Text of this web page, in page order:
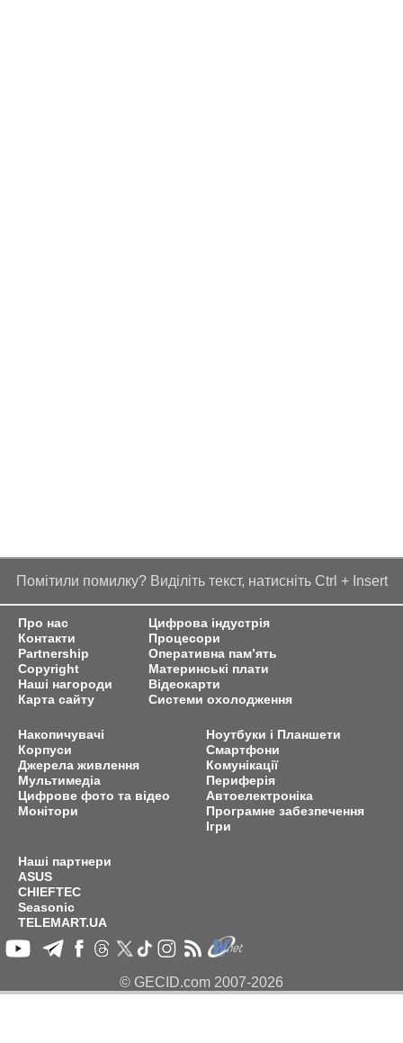
Помітили помилку? Виділіть текст, натисніть Ctrl + Insert
Про нас
Контакти
Partnership
Copyright
Наші нагороди
Карта сайту
Цифрова індустрія
Процесори
Оперативна пам’ять
Материнські плати
Відеокарти
Системи охолодження
Накопичувачі
Корпуси
Джерела живлення
Мультимедіа
Цифрове фото та відео
Монітори
Ноутбуки і Планшети
Смартфони
Комунікації
Периферія
Автоелектроніка
Програмне забезпечення
Ігри
Наші партнери
ASUS
CHIEFTEC
Seasonic
TELEMART.UA
© GECID.com 2007-2026